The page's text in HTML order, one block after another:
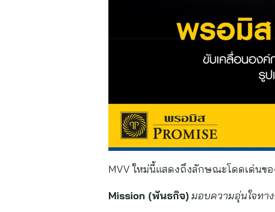
MVV ใหม่นี้แสดงถึงลักษณะโดดเด่นข
Mission (พันธกิจ) มอบความอุ่นใจทา